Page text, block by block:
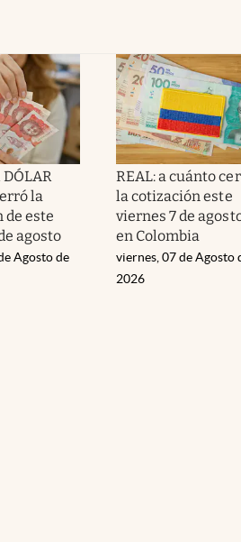
la
de este
agosto
Agosto de
REAL: a cuánto
la cotización este
viernes 7 de
en Colombia
viernes, 07 de Agosto
2026